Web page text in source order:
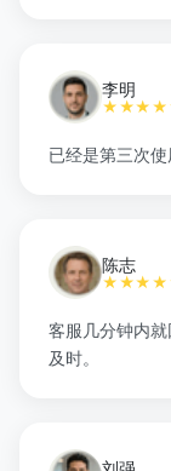
李明
已经是第三次使
陈志
客服几分钟内
及时。